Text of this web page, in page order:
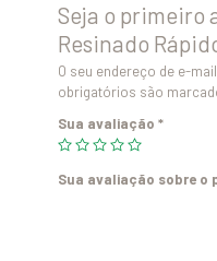
Seja o primeiro
Resinado
O seu endereço de e-
obrigatórios são
Sua avaliação *
Sua avaliação sobre o